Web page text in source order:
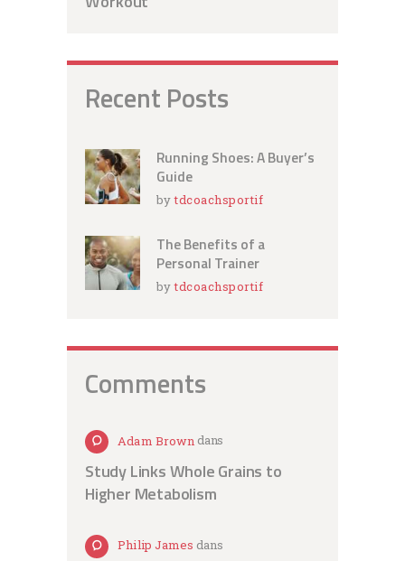
Recent Posts
Running Shoes: A Buyer’s
Guide
bytdcoachsportif
The Benefits of a
Personal Trainer
bytdcoachsportif
Comments
Adam Browndans
Study Links Whole Grains to
Higher Metabolism
Philip James dans